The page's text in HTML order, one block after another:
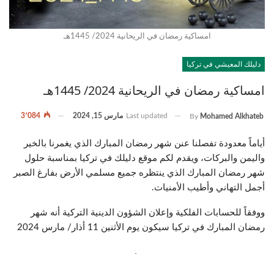
امساكية رمضان في الريحانية 2024/ 1445هـ
دليلك المعيشي في تركيا
امساكية رمضان في الريحانية 2024/ 1445هـ
By Mohamed Alkhateb
Last updated مارس 15, 2024
أياماً معدودة تفصلنا عنن شهر رمضان المبارك الذي يغمرنا بالخير
واليمن والبركات، ويقدم لكم موقع دليلك في تركيا بمناسبة حلول
شهر رمضان المبارك الذي ينتظره جميع مسلمي الأرض بفارغ الصبر
أجمل التهاني وأطيب الأمنيات.
ووفقاً للحسابات الفلكية وإعلان الشؤون الدينية التركية أنه شهر
رمضان المبارك في تركيا سيكون يوم الأثنين 11 أذار/ مارس 2024